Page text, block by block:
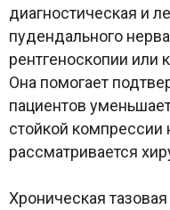
диагностическая и
пудендального
рентгеноскопии или
Она помогает
пациентов
стойкой компрессии
рассматривается
Хроническая